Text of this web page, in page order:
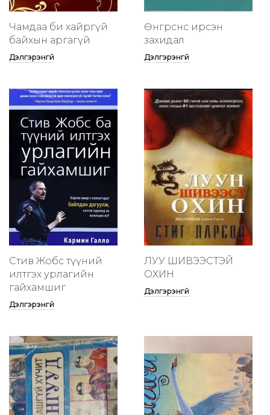
Чамдаа би хайргүй
байхын аргагүй
Дэлгэрэнгүй
Өнгөрснөөс ирсэн
захидал
Дэлгэрэнгүй
Стив Жобс түүний
илтгэх урлагийн
гайхамшиг
Дэлгэрэнгүй
ЛУУ ШИВЭЭСТЭЙ
ОХИН
Дэлгэрэнгүй